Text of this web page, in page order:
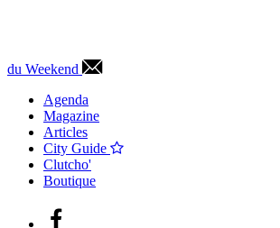
du Weekend
Agenda
Magazine
Articles
City Guide
Clutcho'
Boutique